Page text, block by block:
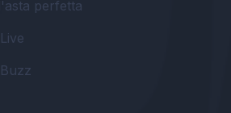
perfetta